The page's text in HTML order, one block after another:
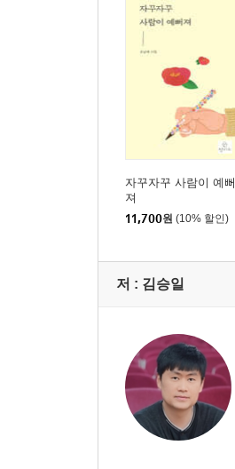
자꾸자꾸 사람이 예뻐
져
11,700원 (10% 할인)
저 : 김승일